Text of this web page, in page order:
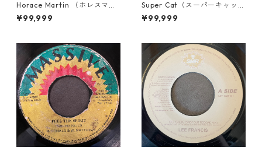
Horace Martin （ホレスマー
ティン） - Bad Boys【7'】
¥99,999
Super Cat（スーパーキャッ
ト） - Don Dada【7inch】
¥99,999